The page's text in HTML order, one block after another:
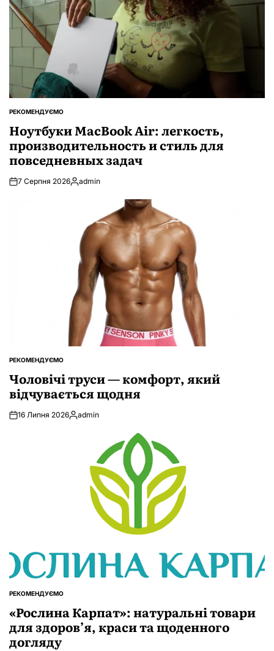
ОПУБЛІКУВАТИ
РЕКОМЕНДУЄМО
Ноутбуки MacBook Air: легкость,
производительность и стиль для
повседневных задач
7 Серпня 2026Опубліковано
admin
ОПУБЛІКУВАТИ
РЕКОМЕНДУЄМО
Чоловічі труси — комфорт, який
відчувається щодня
16 Липня 2026Опубліковано
admin
ОПУБЛІКУВАТИ
РЕКОМЕНДУЄМО
«Рослина Карпат»: натуральні товари
для здоров’я, краси та щоденного
догляду